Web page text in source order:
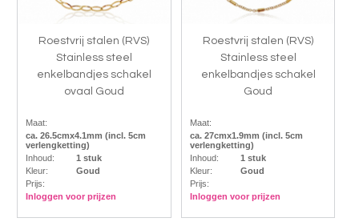
Roestvrij stalen (RVS)
Stainless steel
enkelbandjes schakel
ovaal Goud
Maat:
ca. 26.5cmx4.1mm (incl. 5cm
verlengketting)
Inhoud:
1 stuk
Kleur:
Goud
Prijs:
Inloggen voor prijzen
Roestvrij stalen (RVS)
Stainless steel
enkelbandjes schakel
Goud
Maat:
ca. 27cmx1.9mm (incl. 5cm
verlengketting)
Inhoud:
1 stuk
Kleur:
Goud
Prijs:
Inloggen voor prijzen